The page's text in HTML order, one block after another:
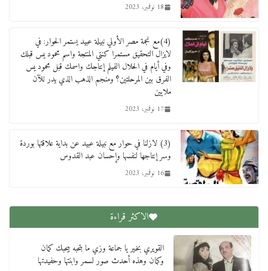
18 نوفمبر، 2023
(4)مع نجمة مصر الأولي نبيلة عبيد يستمر الحوار: في
لايزال التحقيق مستمرا كنتي المنتجة واسم محمود يس قبلك
وفي أيام في الحلال الفيلم إنتاجك واسمك قبل محمود يس
الفرق بين المرحلتين؟ ومنجم الذهب الذي يدر للآن
ملايين
17 نوفمبر، 2023
(3) لازلنا في حوار مع نبيلة عبيد عن بداية علاقتها بوردة
وسر إنتاجها لنفسها وإحسان عبد القدوس
16 نوفمبر، 2023
الاكثر قراءة
القويري بخير يا جماعة وزي ما بتحبه بيحبك كمان
وكمان وهذه أحدث صور لسمر وابنتها وحفيدتها